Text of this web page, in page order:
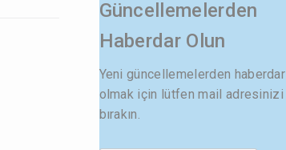
Güncellemelerden
Haberdar Olun
Yeni güncellemelerden haberdar
olmak için lütfen mail adresinizi
bırakın.